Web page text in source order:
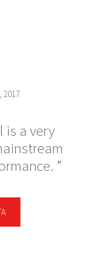
2017
is a very